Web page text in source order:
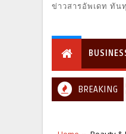
ข่าวสารอัพเดท ทัน
BREAKING
& INNOVATION Thailand